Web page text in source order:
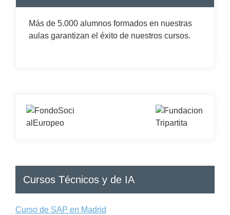
Más de 5.000 alumnos formados en nuestras
aulas garantizan el éxito de nuestros cursos.
Cursos Técnicos y de IA
Curso de SAP en Madrid